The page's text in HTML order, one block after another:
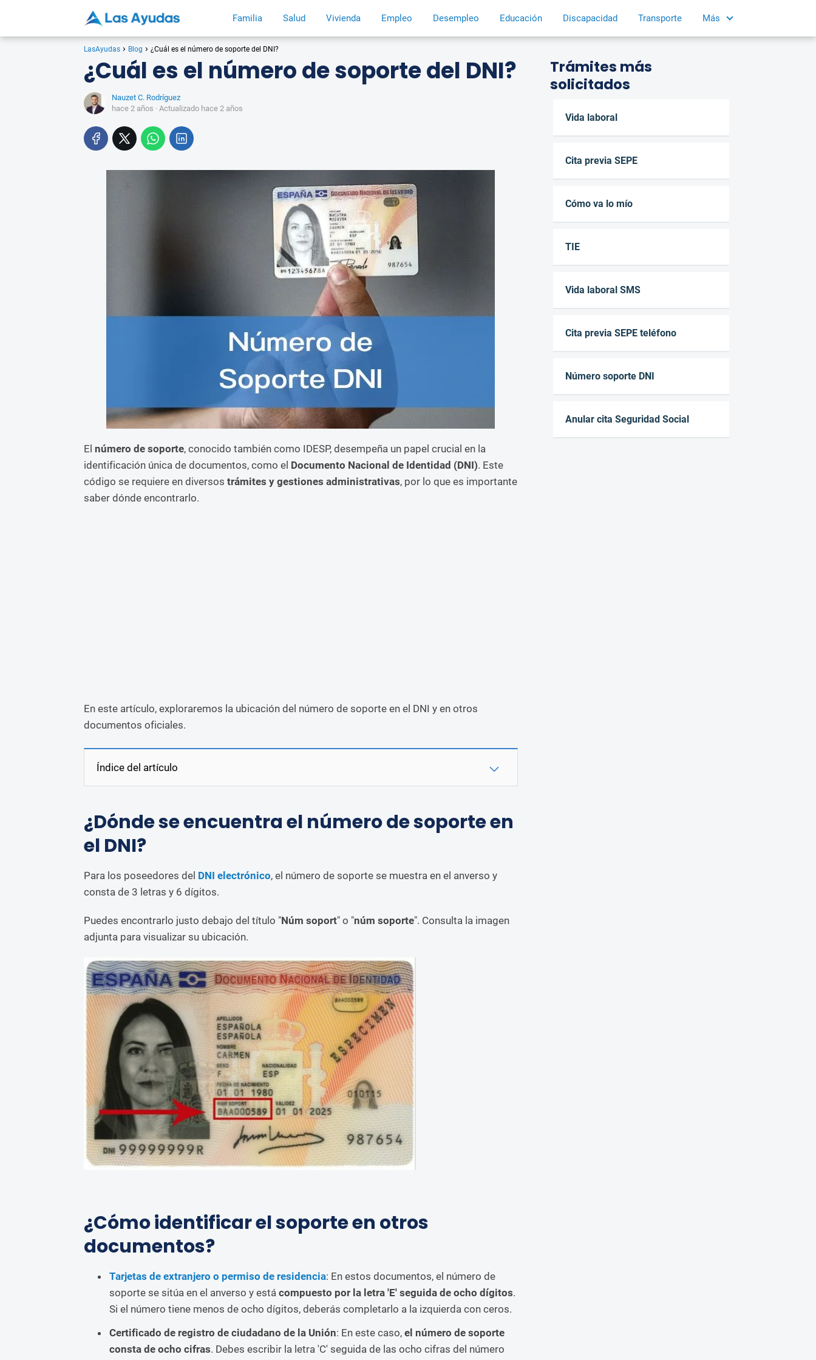
Familia Salud Vivienda Empleo Desempleo Educación Discapacidad Transporte Más
LasAyudas Blog ¿Cuál es el número de soporte del DNI?
¿Cuál es el número de soporte del DNI?
Nauzet C. Rodríguez
hace 2 años · Actualizado hace 2 años
El número de soporte, conocido también como IDESP, desempeña un papel crucial en la
identificación única de documentos, como el Documento Nacional de Identidad (DNI). Este
código se requiere en diversos trámites y gestiones administrativas, por lo que es importante
saber dónde encontrarlo.
En este artículo, exploraremos la ubicación del número de soporte en el DNI y en otros
documentos oficiales.
Índice del artículo
¿Dónde se encuentra el número de soporte en
el DNI?
Para los poseedores del DNI electrónico, el número de soporte se muestra en el anverso y
consta de 3 letras y 6 dígitos.
Puedes encontrarlo justo debajo del título "Núm soport" o "núm soporte". Consulta la imagen
adjunta para visualizar su ubicación.
¿Cómo identificar el soporte en otros
documentos?
Tarjetas de extranjero o permiso de residencia: En estos documentos, el número de
soporte se sitúa en el anverso y está compuesto por la letra 'E' seguida de ocho dígitos.
Si el número tiene menos de ocho dígitos, deberás completarlo a la izquierda con ceros.
Certificado de registro de ciudadano de la Unión: En este caso, el número de soporte
consta de ocho cifras. Debes escribir la letra 'C' seguida de las ocho cifras del número
Trámites más
solicitados
Vida laboral
Cita previa SEPE
Cómo va lo mío
TIE
Vida laboral SMS
Cita previa SEPE teléfono
Número soporte DNI
Anular cita Seguridad Social